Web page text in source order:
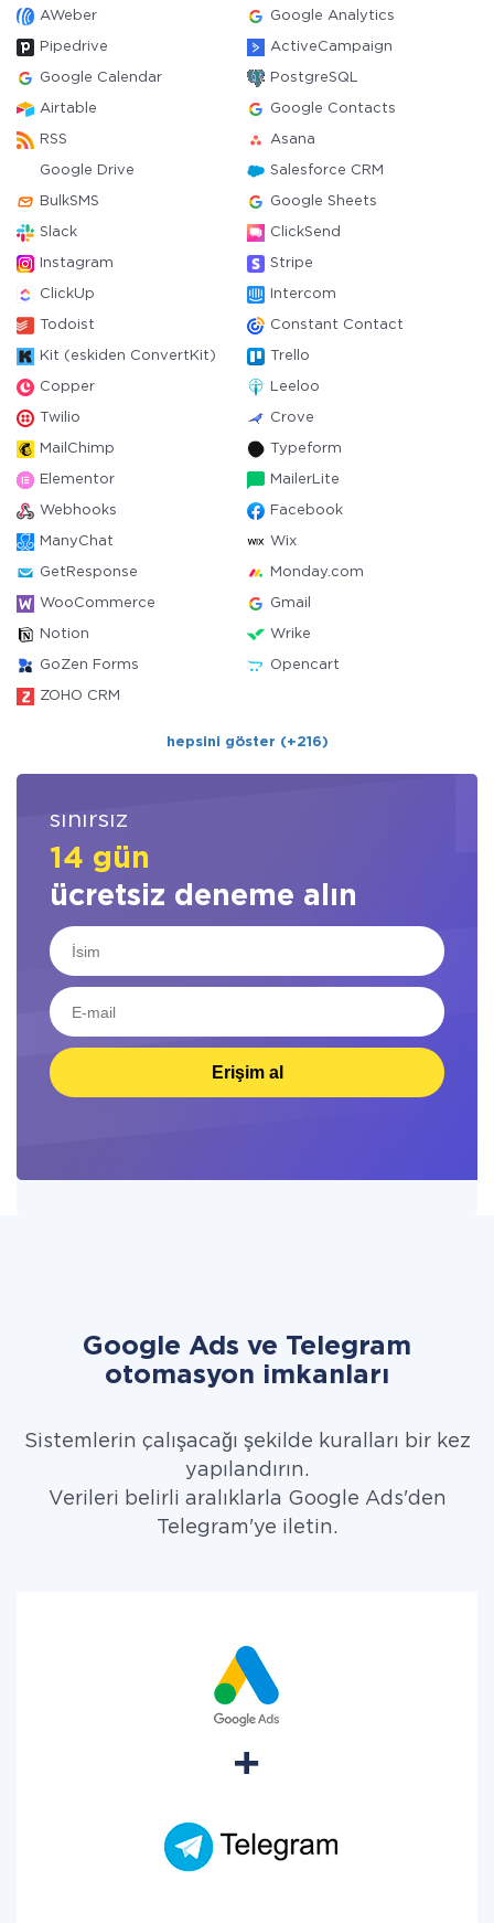
AWeber Google Analytics
Pipedrive ActiveCampaign
Google Calendar PostgreSQL
Airtable Google Contacts
RSS Asana
Google Drive Salesforce CRM
BulkSMS Google Sheets
Slack ClickSend
Instagram Stripe
ClickUp Intercom
Todoist Constant Contact
Kit (eskiden ConvertKit) Trello
Copper Leeloo
Twilio Crove
MailChimp Typeform
Elementor MailerLite
Webhooks Facebook
ManyChat Wix
GetResponse Monday.com
WooCommerce Gmail
Notion Wrike
GoZen Forms Opencart
ZOHO CRM
hepsini göster (+216)
sınırsız
14 gün
ücretsiz deneme alın
Erişim al
Google Ads ve Telegram
otomasyon imkanları
Sistemlerin çalışacağı şekilde kuralları bir kez
yapılandırın.
Verileri belirli aralıklarla Google Ads'den
Telegram'ye iletin.